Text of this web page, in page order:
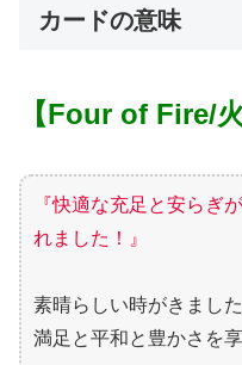
カードの意味
【Four of Fire/火
『快適な充足と安らぎ
れました！』
素晴らしい時がきまし
満足と平和と豊かさを